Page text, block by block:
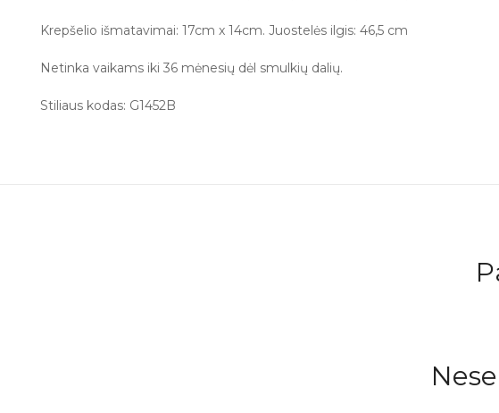
Krepšelio išmatavimai: 17cm x 14cm. Juostelės ilgis: 46,5 cm
Netinka vaikams iki 36 mėnesių dėl smulkių dalių.
Stiliaus kodas: G1452B